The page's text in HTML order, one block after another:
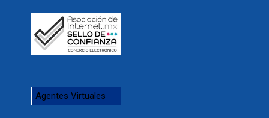
Agentes Virtuales